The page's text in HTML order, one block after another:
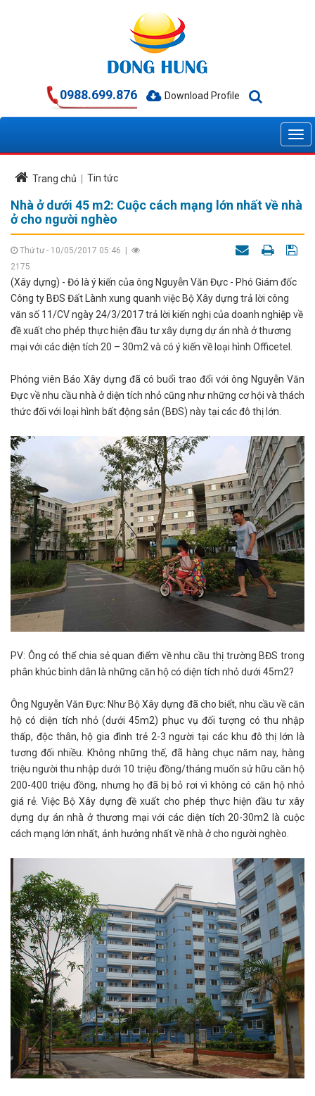
0988.699.876 Download Profile
Trang chủ Tin tức
Nhà ở dưới 45 m2: Cuộc cách mạng lớn nhất về nhà
ở cho người nghèo
Thứ tư - 10/05/2017 05:46
2175
(Xây dựng) - Đó là ý kiến của ông Nguyễn Văn Đực - Phó Giám đốc
Công ty BĐS Đất Lành xung quanh việc Bộ Xây dựng trả lời công
văn số 11/CV ngày 24/3/2017 trả lời kiến nghị của doanh nghiệp về
đề xuất cho phép thực hiện đầu tư xây dựng dự án nhà ở thương
mại với các diện tích 20 – 30m2 và có ý kiến về loại hình Officetel.
Phóng viên Báo Xây dựng đã có buổi trao đổi với ông Nguyễn Văn
Đực về nhu cầu nhà ở diện tích nhỏ cũng như những cơ hội và thách
thức đối với loại hình bất động sản (BĐS) này tại các đô thị lớn.
PV: Ông có thể chia sẻ quan điểm về nhu cầu thị trường BĐS trong
phân khúc bình dân là những căn hộ có diện tích nhỏ dưới 45m2?
Ông Nguyễn Văn Đực: Như Bộ Xây dựng đã cho biết, nhu cầu về căn
hộ có diện tích nhỏ (dưới 45m2) phục vụ đối tượng có thu nhập
thấp, độc thân, hộ gia đình trẻ 2-3 người tại các khu đô thị lớn là
tương đối nhiều. Không những thế, đã hàng chục năm nay, hàng
triệu người thu nhập dưới 10 triệu đồng/tháng muốn sử hữu căn hộ
200-400 triệu đồng, nhưng họ đã bị bỏ rơi vì không có căn hộ nhỏ
giá rẻ. Việc Bộ Xây dựng đề xuất cho phép thực hiện đầu tư xây
dựng dự án nhà ở thương mại với các diện tích 20-30m2 là cuộc
cách mạng lớn nhất, ảnh hưởng nhất về nhà ở cho người nghèo.